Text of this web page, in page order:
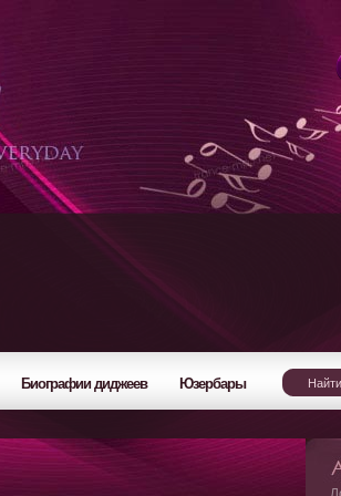
Биографии диджеев Юзербары